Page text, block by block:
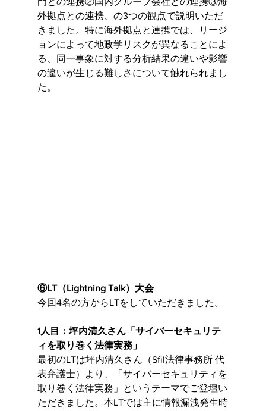
外拠点との連携、の3つの観点で説明いただ
きました。特に海外拠点と連携では、リージ
ョンによって地政学リスクが異なることによ
る、同一事象に対する分析結果の違いや影響
の違いが生じる難しさについて触れられまし
た。
⑥LT（Lightning Talk）大会
今回4名の方からLTをしていただきました。
1人目：坪内清久さん「サイバーセキュリテ
ィを取り巻く法律実務」
最初のLTは坪内清久さん（Sfil法律事務所 代
表弁護士）より、「サイバーセキュリティを
取り巻く法律実務」というテーマでご登壇い
ただきました。本LTでは主に情報漏洩発生時